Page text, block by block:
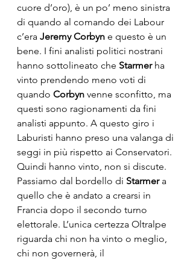
cuore d’oro), è un po’ meno sinistra
di quando al comando dei Labour
c’era Jeremy Corbyn e questo è un
bene. I fini analisti politici nostrani
hanno sottolineato che Starmer ha
vinto prendendo meno voti di
quando Corbyn venne sconfitto, ma
questi sono ragionamenti da fini
analisti appunto. A questo giro i
Laburisti hanno preso una valanga di
seggi in più rispetto ai Conservatori.
Quindi hanno vinto, non si discute.
Passiamo dal bordello di Starmer a
quello che è andato a crearsi in
Francia dopo il secondo turno
elettorale. L’unica certezza Oltralpe
riguarda chi non ha vinto o meglio,
chi non governerà, il